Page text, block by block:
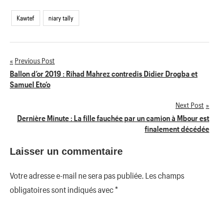
Kawtef niary tally
Navigation
de
Previous Post
Ballon d’or 2019 : Rihad Mahrez contredis Didier Drogba et
Samuel Eto’o
Next Post
Dernière Minute : La fille fauchée par un camion à Mbour est
finalement décédée
Laisser un commentaire
Votre adresse e-mail ne sera pas publiée. Les champs
obligatoires sont indiqués avec*